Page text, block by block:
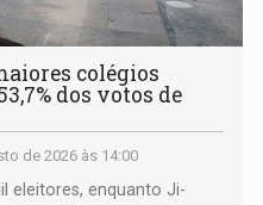
colégios
dos votos de
de 2026 às 14:00
eleitores, enquanto Ji-